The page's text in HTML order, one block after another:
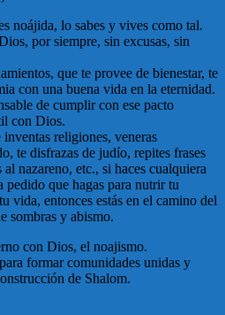
noájida, lo sabes y vives como tal.
por siempre, sin excusas, sin
que te provee de bienestar, te
con una buena vida en la eternidad.
de cumplir con ese pacto
con Dios.
religiones, veneras
te disfrazas de judío, repites frases
nazareno, etc., si haces cualquiera
pedido que hagas para nutrir tu
vida, entonces estás en el camino del
sombras y abismo.
con Dios, el noajismo.
formar comunidades unidas y
de Shalom.